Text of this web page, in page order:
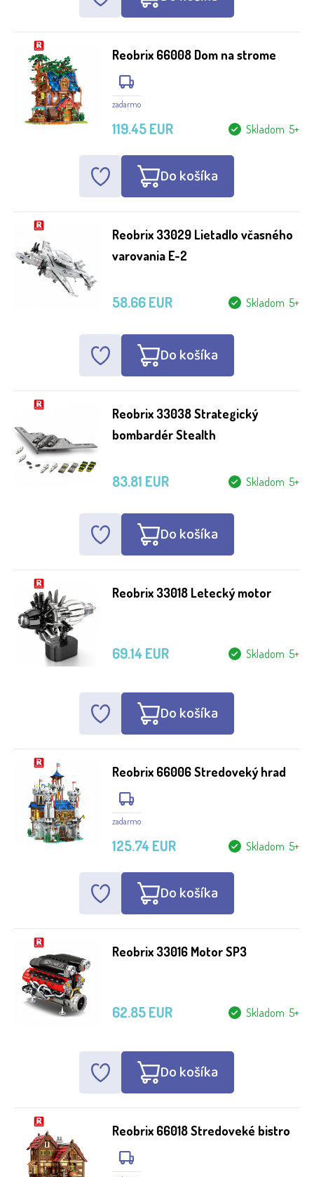
Reobrix 66008 Dom na strome
zadarmo
Skladom 5+
119.45 EUR
Do košíka
Reobrix 33029 Lietadlo včasného
varovania E-2
Skladom 5+
58.66 EUR
Do košíka
Reobrix 33038 Strategický
bombardér Stealth
Skladom 5+
83.81 EUR
Do košíka
Reobrix 33018 Letecký motor
Skladom 5+
69.14 EUR
Do košíka
Reobrix 66006 Stredoveký hrad
zadarmo
Skladom 5+
125.74 EUR
Do košíka
Reobrix 33016 Motor SP3
Skladom 5+
62.85 EUR
Do košíka
Reobrix 66018 Stredoveké bistro